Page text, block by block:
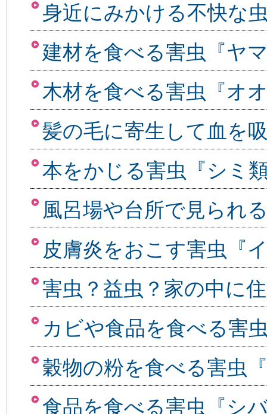
身近にみかける不快な
建材を食べる害虫『ヤ
木材を食べる害虫『オ
髪の毛に寄生して血を
本をかじる害虫『シミ
風呂場や台所で見られ
皮膚炎をおこす害虫『
害虫？益虫？家の中に
カビや食品を食べる害
穀物の粉を食べる害虫
食品を食べる害虫『シ